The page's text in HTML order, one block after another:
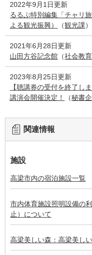
2022年9月1日更新
るるぶ特別編集「チャリ
よる観光振興）
（観光課）
2021年6月28日更新
山田方谷記念館 （社会教
2023年8月25日更新
【聴講券の受付を終了し
講演会開催決定！
（秘書
関連情報
施設
高梁市内の宿泊施設一覧
市内体育施設照明設備の
止）について
高梁美しい森：高梁美し